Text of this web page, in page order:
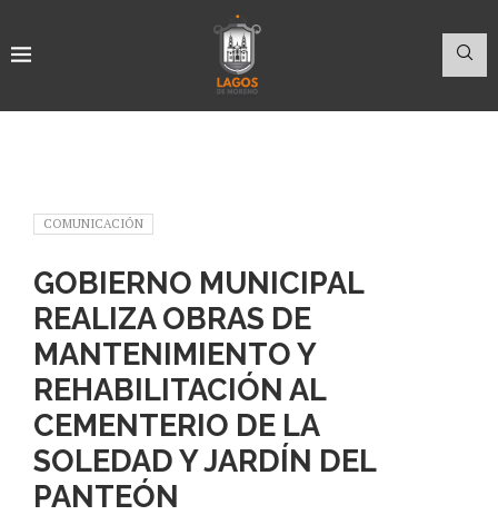
COMUNICACIÓN
GOBIERNO MUNICIPAL
REALIZA OBRAS DE
MANTENIMIENTO Y
REHABILITACIÓN AL
CEMENTERIO DE LA
SOLEDAD Y JARDÍN DEL
PANTEÓN